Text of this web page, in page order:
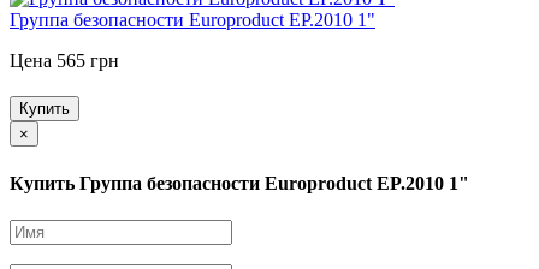
Группа безопасности Europroduct EP.2010 1"
Цена 565 грн
Купить
×
Купить Группа безопасности Europroduct EP.2010 1"